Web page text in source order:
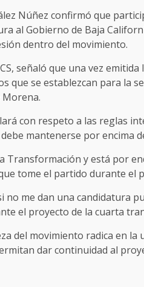
Núñez confirmó que
al Gobierno de Baja
dentro del movimiento.
señaló que una vez
que se establezcan para la
Morena.
con respeto a las reglas
mantenerse por encima
Transformación y está por
tome el partido durante el
no me dan una candidatura
el proyecto de la cuarta
del movimiento radica en la
dar continuidad al